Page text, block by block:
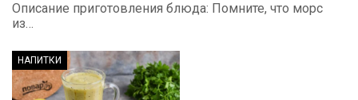
Описание приготовления блюда: Помните, что морс
из…
НАПИТКИ